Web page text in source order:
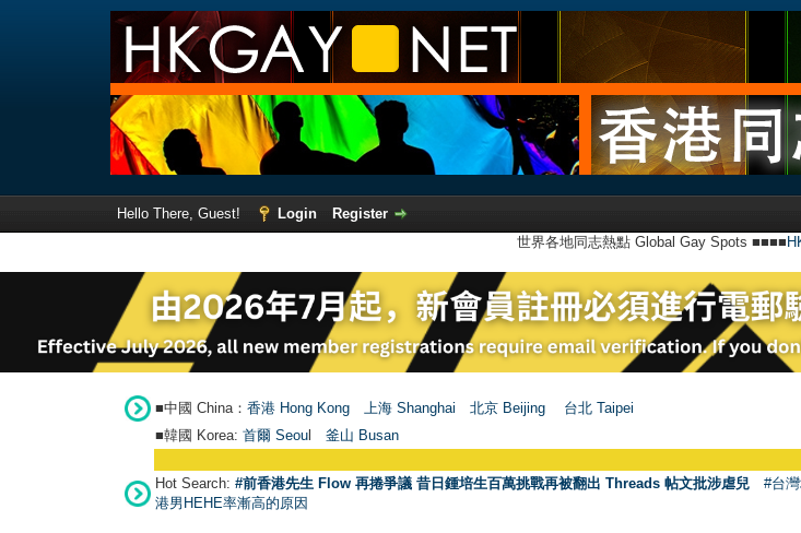
Hello There, Guest! Login
Register
世界各地同志熱點 Global Gay Spots ■■■■
■中國 China： 香港 Hong Kong 上海 Shanghai 北京 Beijing 台北 Taipei
■韓國 Korea: 首爾 Seou 釜山 Busan
Hot Search: #前香港先生 Flow 再捲爭議 昔日鍾培生百萬挑戰再被翻出 Threads 帖文批涉虐兒 #台
港男HEHE率漸高的原因